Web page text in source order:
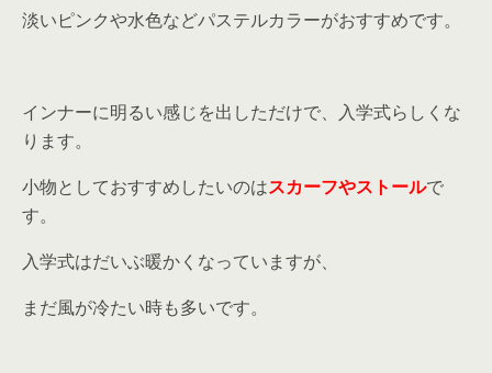
淡いピンクや水色などパステルカラーがおすすめです。
インナーに明るい感じを出しただけで、入学式らしくな
ります。
小物としておすすめしたいのはスカーフやストールで
す。
入学式はだいぶ暖かくなっていますが、
まだ風が冷たい時も多いです。